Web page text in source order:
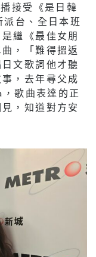
接受《是日韓
台、全日本班
繼《最佳女朋
，「難得搵返
文歌詞他才聽
，去年尋父成
歌曲表達的正
，知道對方安